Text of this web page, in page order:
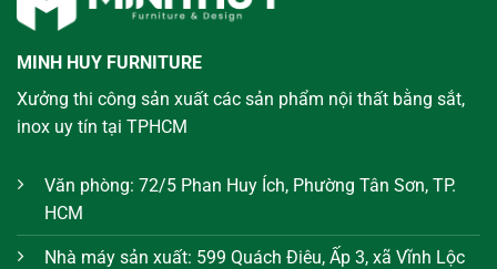
MINH HUY FURNITURE
Xưởng thi công sản xuất các sản phẩm nội thất bằng sắt,
inox uy tín tại TPHCM
Văn phòng: 72/5 Phan Huy Ích, Phường Tân Sơn, TP.
HCM
Nhà máy sản xuất: 599 Quách Điêu, Ấp 3, xã Vĩnh Lộc